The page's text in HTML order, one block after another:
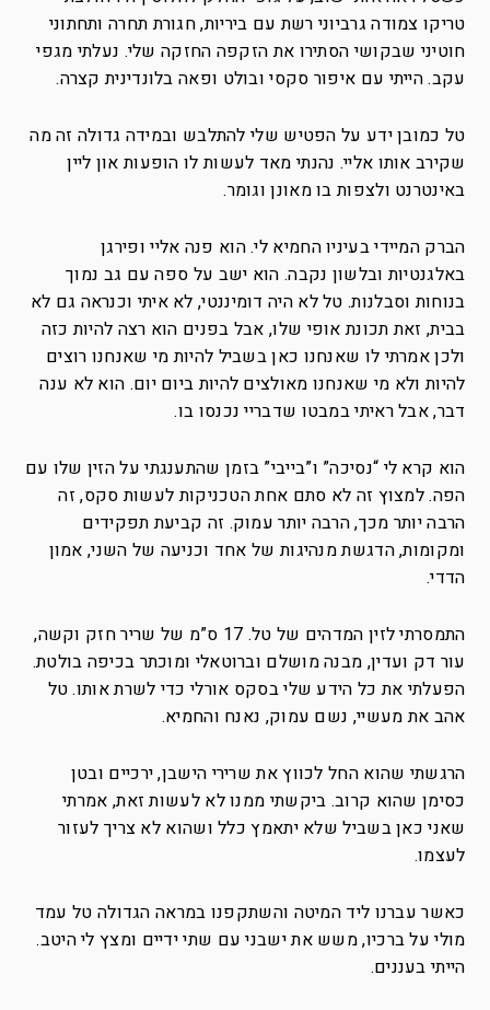
טריקו צמודה גרביוני רשת עם ביריות, חגורת תחרה ותחתוני
חוטיני שבקושי הסתירו את הזקפה החזקה שלי. נעלתי מגפי
עקב. הייתי עם איפור סקסי ובולט ופאה בלונדינית קצרה.
טל כמובן ידע על הפטיש שלי להתלבש ובמידה גדולה זה מה
שקירב אותו אליי. נהנתי מאד לעשות לו הופעות און ליין
באינטרנט ולצפות בו מאונן וגומר.
הברק המיידי בעיניו החמיא לי. הוא פנה אליי ופירגן
באלגנטיות ובלשון נקבה. הוא ישב על ספה עם גב נמוך
בנוחות וסבלנות. טל לא היה דומיננטי, לא איתי וכנראה גם לא
בבית, זאת תכונת אופי שלו, אבל בפנים הוא רצה להיות כזה
ולכן אמרתי לו שאנחנו כאן בשביל להיות מי שאנחנו רוצים
להיות ולא מי שאנחנו מאולצים להיות ביום יום. הוא לא ענה
דבר, אבל ראיתי במבטו שדבריי נכנסו בו.
הוא קרא לי “נסיכה” ו”בייבי” בזמן שהתענגתי על הזין שלו עם
הפה. למצוץ זה לא סתם אחת הטכניקות לעשות סקס, זה
הרבה יותר מכך, הרבה יותר עמוק. זה קביעת תפקידים
ומקומות, הדגשת מנהיגות של אחד וכניעה של השני, אמון
הדדי.
התמסרתי לזין המדהים של טל. 17 ס”מ של שריר חזק וקשה,
עור דק ועדין, מבנה מושלם וברוטאלי ומוכתר בכיפה בולטת.
הפעלתי את כל הידע שלי בסקס אורלי כדי לשרת אותו. טל
אהב את מעשיי, נשם עמוק, נאנח והחמיא.
הרגשתי שהוא החל לכווץ את שרירי הישבן, ירכיים ובטן
כסימן שהוא קרוב. ביקשתי ממנו לא לעשות זאת, אמרתי
שאני כאן בשביל שלא יתאמץ כלל ושהוא לא צריך לעזור
לעצמו.
כאשר עברנו ליד המיטה והשתקפנו במראה הגדולה טל עמד
מולי על ברכיו, משש את ישבני עם שתי ידיים ומצץ לי היטב.
הייתי בעננים.